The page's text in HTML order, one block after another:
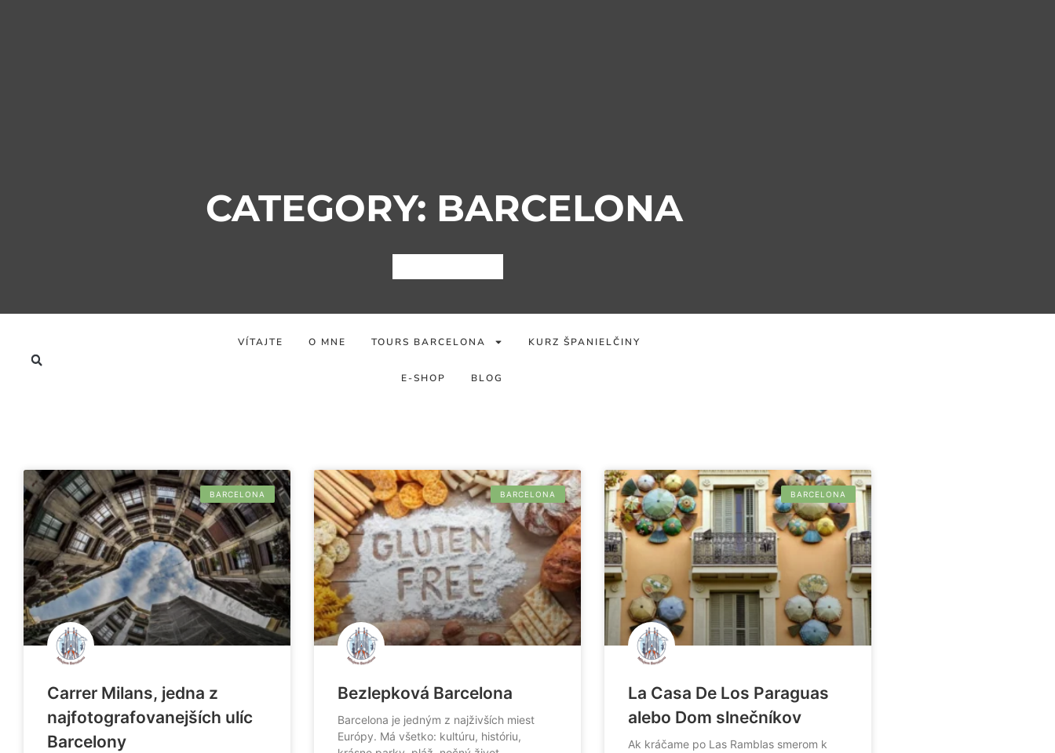
CATEGORY: BARCELONA
VÍTAJTE O MNE TOURS BARCELONA KURZ ŠPANIELČINY
E-SHOP BLOG
BARCELONA
Carrer Milans, jedna z
najfotografovanejších ulíc
Barcelony
BARCELONA
Bezlepková Barcelona
Barcelona je jedným z najživších miest
Európy. Má všetko: kultúru, históriu,
BARCELONA
La Casa De Los Paraguas
alebo Dom slnečníkov
Ak kráčame po Las Ramblas smerom k